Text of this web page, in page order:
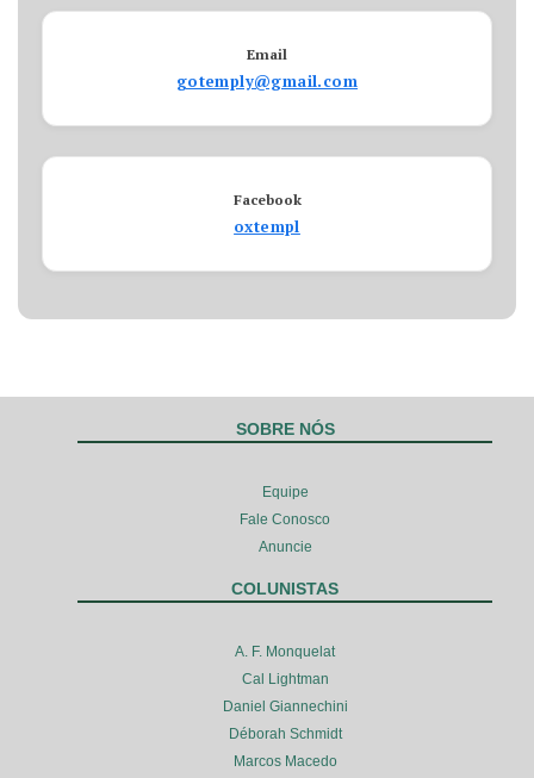
Email
gotemply@gmail.com
Facebook
oxtempl
SOBRE NÓS
Equipe
Fale Conosco
Anuncie
COLUNISTAS
A. F. Monquelat
Cal Lightman
Daniel Giannechini
Déborah Schmidt
Marcos Macedo